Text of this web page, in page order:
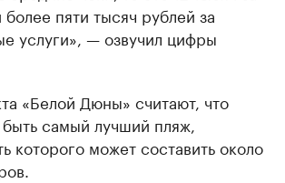
пяти тысяч рублей за
услуги», — озвучил цифры
«Белой Дюны» считают, что
самый лучший пляж,
которого может составить около